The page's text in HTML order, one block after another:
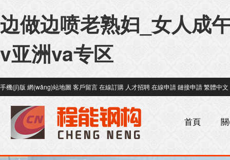
边做边喷老熟妇_女人成
v亚洲va专区
手機(jī)版 網(wǎng)站地圖 客戶留言在線訂購 人才招聘在線申請鏈接申請繁體中文
首頁